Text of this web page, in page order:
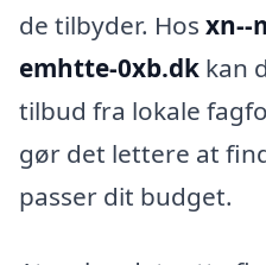
de tilbyder. Hos xn--
emhtte-0xb.dk kan
tilbud fra lokale
gør det lettere at
passer dit budget.